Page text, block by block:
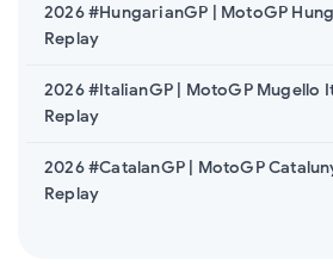
2026 #HungarianGP | MotoGP
Replay
2026 #ItalianGP | MotoGP Mugello
Replay
2026 #CatalanGP | MotoGP
Replay